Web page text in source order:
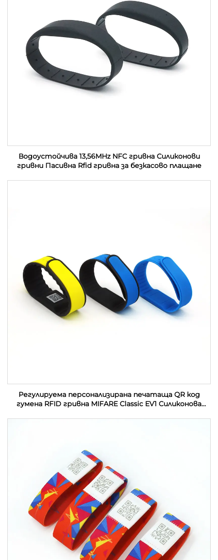
Водоустойчива 13,56MHz NFC гривна Силиконови
гривни Пасивна Rfid гривна за безкасово плащане
Регулируема персонализирана печатаща QR код
гумена RFID гривна MIFARE Classic EV1 Силиконова